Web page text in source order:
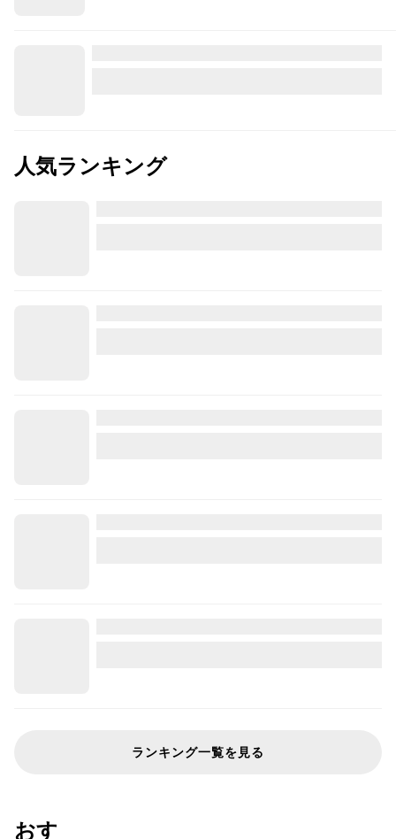
人気ランキング
ランキング一覧を見る
おすすめのレシピリスト